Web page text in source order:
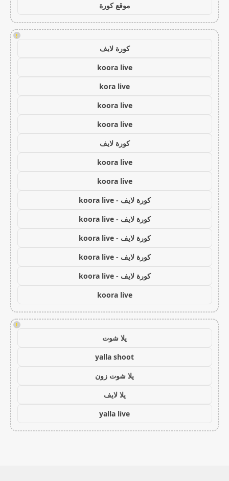
موقع كورة
!
كورة لايف
koora live
kora live
koora live
koora live
كورة لايف
koora live
koora live
كورة لايف - koora live
كورة لايف - koora live
كورة لايف - koora live
كورة لايف - koora live
كورة لايف - koora live
koora live
!
يلا شوت
yalla shoot
يلا شوت زون
يلا لايف
yalla live